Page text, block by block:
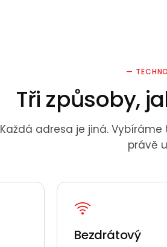
—
Tři způsoby,
Každá adresa je jiná.
právě
Bezdrátový